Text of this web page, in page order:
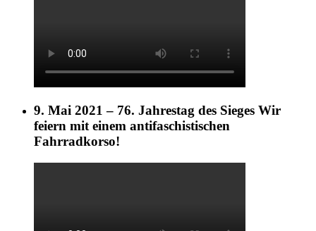
9. Mai 2021 – 76. Jahrestag des Sieges Wir
feiern mit einem antifaschistischen
Fahrradkorso!